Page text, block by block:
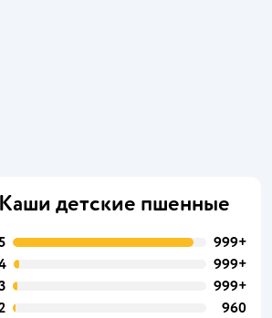
детские пшенные
999+
999+
999+
960